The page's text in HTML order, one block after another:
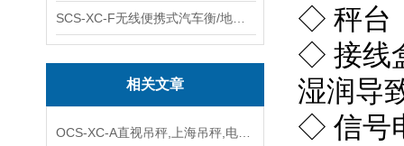
相关文章
◇ 秤台
◇ 接线
湿润导
◇ 信号